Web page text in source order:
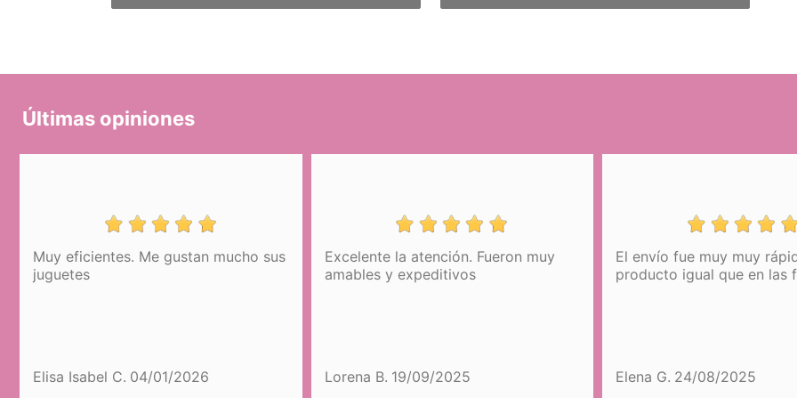
Últimas opiniones
Muy eficientes. Me gustan mucho sus
juguetes
Elisa Isabel C. 04/01/2026
Excelente la atención. Fueron muy
amables y expeditivos
Lorena B. 19/09/2025
El envío fue muy muy
producto igual que en las
Elena G. 24/08/2025